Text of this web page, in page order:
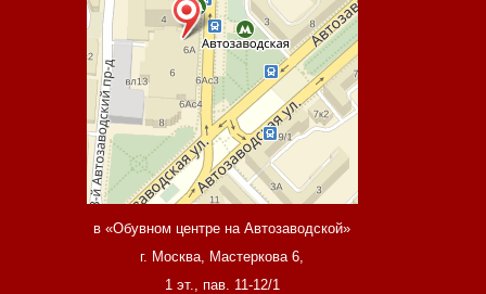
в «Обувном центре на Автозаводской»
г. Москва, Мастеркова 6,
1 эт., пав. 11-12/1